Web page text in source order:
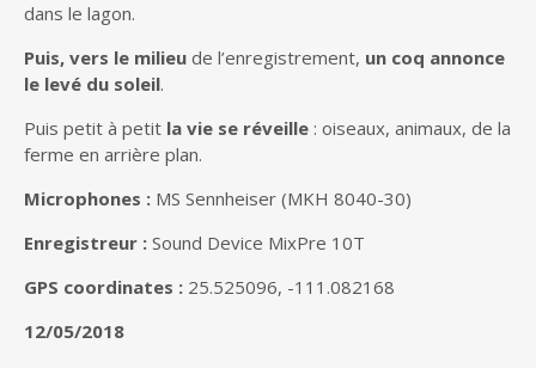
dans le lagon.
Puis, vers le milieu de l’enregistrement, un coq annonce
le levé du soleil.
Puis petit à petit la vie se réveille : oiseaux, animaux, de la
ferme en arrière plan.
Microphones : MS Sennheiser (MKH 8040-30)
Enregistreur : Sound Device MixPre 10T
GPS coordinates : 25.525096, -111.082168
12/05/2018